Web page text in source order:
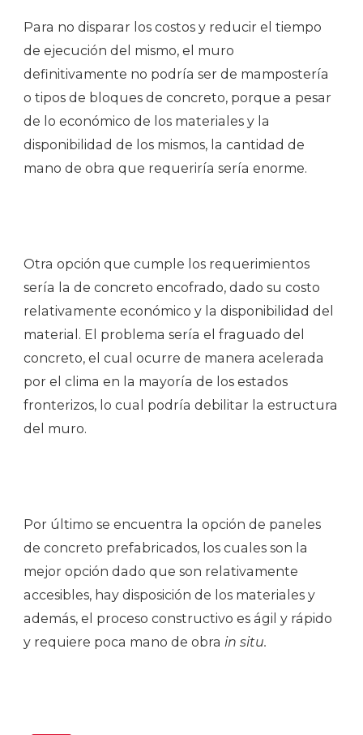
Para no disparar los costos y reducir el tiempo
de ejecución del mismo, el muro
definitivamente no podría ser de mampostería
o tipos de bloques de concreto, porque a pesar
de lo económico de los materiales y la
disponibilidad de los mismos, la cantidad de
mano de obra que requeriría sería enorme.
Otra opción que cumple los requerimientos
sería la de concreto encofrado, dado su costo
relativamente económico y la disponibilidad del
material. El problema sería el fraguado del
concreto, el cual ocurre de manera acelerada
por el clima en la mayoría de los estados
fronterizos, lo cual podría debilitar la estructura
del muro.
Por último se encuentra la opción de paneles
de concreto prefabricados, los cuales son la
mejor opción dado que son relativamente
accesibles, hay disposición de los materiales y
además, el proceso constructivo es ágil y rápido
y requiere poca mano de obra in situ.